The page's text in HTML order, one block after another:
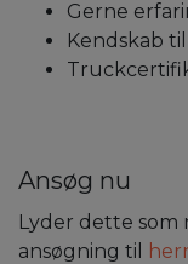
Gerne
Kendskab
Ansøg nu
Lyder dette som
ansøgning til